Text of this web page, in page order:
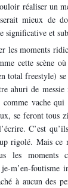
réaliser un
mieux de
significative et
les moments
cette scène
total freestyle)
ahuri de messie
vache qui
se feront tous
C’est
rigolé. Mais ce
les moments
m’en-foutisme
à aucun des